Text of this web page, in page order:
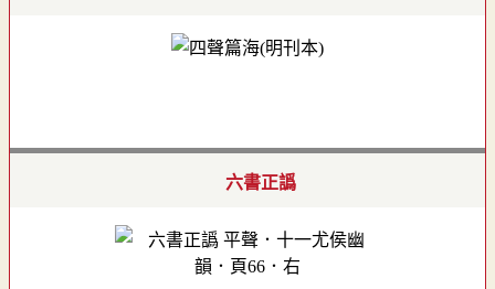
六書正譌